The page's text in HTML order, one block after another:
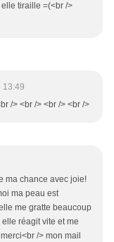
tiraille =(<br />
13:49
/> <br /> <br /> <br />
ma chance avec joie!
ma peau est
me gratte beaucoup
réagit vite et me
/> mon mail